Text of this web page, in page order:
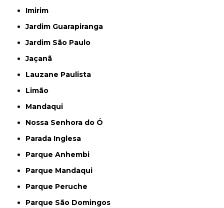
Imirim
Jardim Guarapiranga
Jardim São Paulo
Jaçanã
Lauzane Paulista
Limão
Mandaqui
Nossa Senhora do Ó
Parada Inglesa
Parque Anhembi
Parque Mandaqui
Parque Peruche
Parque São Domingos